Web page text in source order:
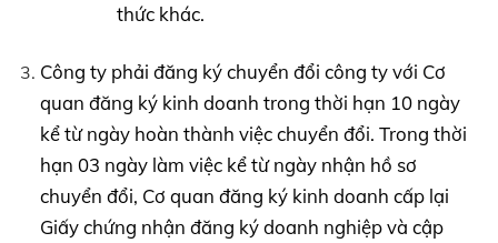
thức khác.
Công ty phải đăng ký chuyển đổi công ty với Cơ
quan đăng ký kinh doanh trong thời hạn 10 ngày
kể từ ngày hoàn thành việc chuyển đổi. Trong thời
hạn 03 ngày làm việc kể từ ngày nhận hồ sơ
chuyển đổi, Cơ quan đăng ký kinh doanh cấp lại
Giấy chứng nhận đăng ký doanh nghiệp và cập